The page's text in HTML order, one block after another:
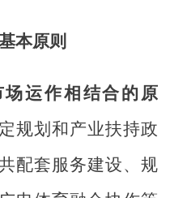
本原则
运作相结合的原
规划和产业扶持政
配套服务建设、规